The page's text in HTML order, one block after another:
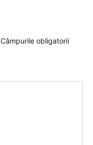
Câmpurile obligatorii